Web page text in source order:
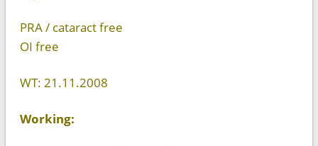
PRA / cataract free
OI free
WT: 21.11.2008
Working: